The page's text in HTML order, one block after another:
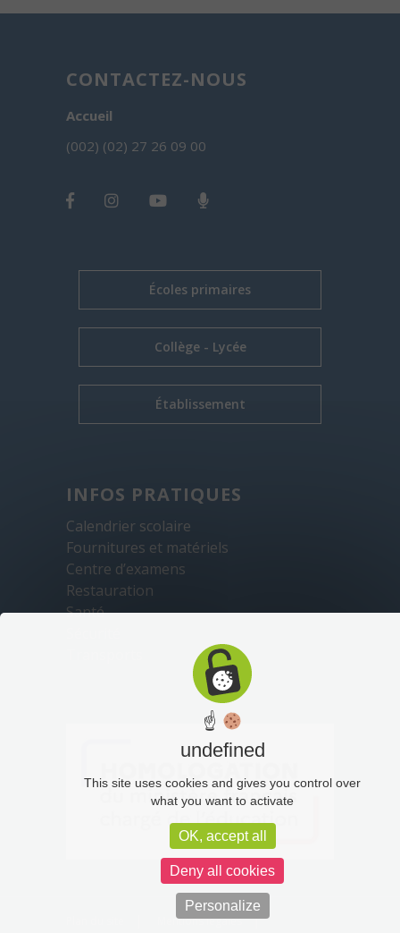
CONTACTEZ-NOUS
Accueil
(002) (02) 27 26 09 00
Écoles primaires
Collège - Lycée
Établissement
INFOS PRATIQUES
Calendrier scolaire
Fournitures et matériels
Centre d’examens
Restauration
Santé
Mentions légales
☝
undefined
This site uses cookies and gives you control over
what you want to activate
OK, accept all
Deny all cookies
Personalize